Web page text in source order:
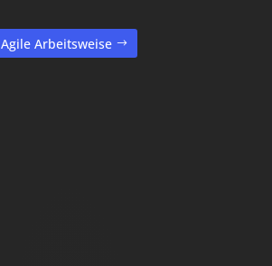
Agile Arbeitsweise